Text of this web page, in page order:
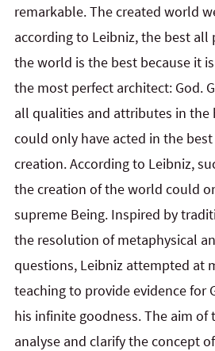
remarkable. The created world
according to Leibniz, the best all
the world is the best because it
the most perfect architect: God.
all qualities and attributes in the
could only have acted in the
creation. According to Leibniz,
the creation of the world could
supreme Being. Inspired by
the resolution of metaphysical
questions, Leibniz attempted at
teaching to provide evidence for
his infinite goodness. The aim of
analyse and clarify the concept